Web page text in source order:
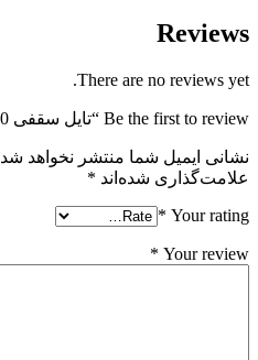
Reviews
There are no reviews yet.
Be the first to review “تایل سقفی 60×60 کد SH 337”
نشانی ایمیل شما منتشر نخواهد شد.
علامت‌گذاری شده‌اند*
Your rating
*
Your review
*